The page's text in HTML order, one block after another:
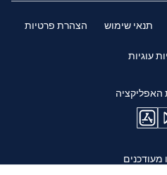
תנאי שימוש הצהרת פרטיות
עוגיות
האפליקציה
מעודכנים